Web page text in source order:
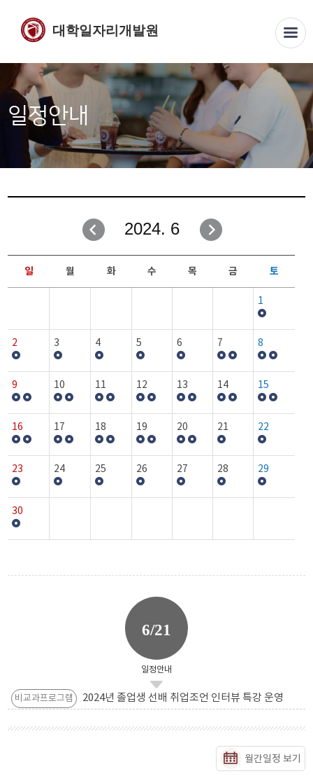
대학일자리개발원
일정안내
2024. 6
일 월 화 수 목 금 토
1
2 3 4 5 6 7 8
9 10 11 12 13 14 15
16 17 18 19 20 21 22
23 24 25 26 27 28 29
30
6/21
일정안내
비교과프로그램 2024년 졸업생 선배 취업조언 인터뷰 특강 운영
월간일정 보기